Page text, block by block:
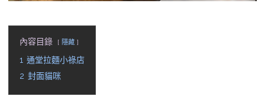
內容目錄 隱藏
1 通堂拉麵小祿店
2 封面貓咪